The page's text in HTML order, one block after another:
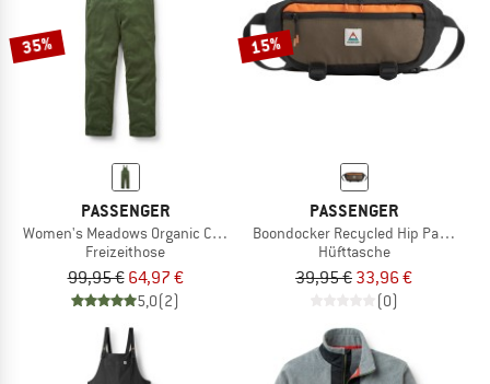
35%
PASSENGER
Women's Meadows Organic Cotton Corduroy Dungarees
Freizeithose
99,95 € 64,97 €
5,0(2)
15%
PASSENGER
Boondocker Recycled Hip Pack 2.0
Hüfttasche
39,95 € 33,96 €
(0)